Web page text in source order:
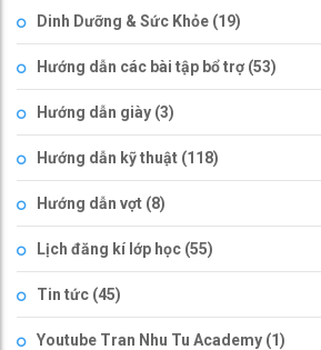
Dinh Dưỡng & Sức Khỏe (19)
Hướng dẫn các bài tập bổ trợ (53)
Hướng dẫn giày (3)
Hướng dẫn kỹ thuật (118)
Hướng dẫn vợt (8)
Lịch đăng kí lớp học (55)
Tin tức (45)
Youtube Tran Nhu Tu Academy (1)